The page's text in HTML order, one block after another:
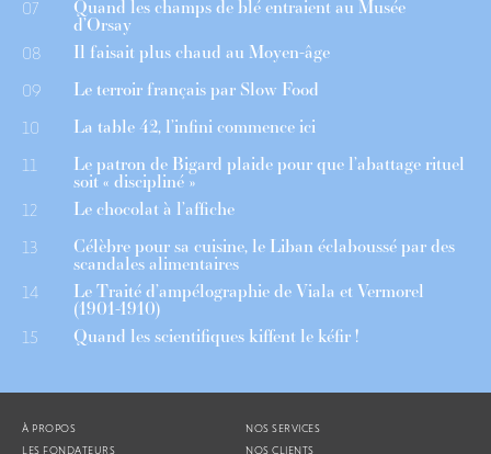
07 Quand les champs de blé entraient au Musée
d’Orsay
08 Il faisait plus chaud au Moyen-âge
09 Le terroir français par Slow Food
10 La table 42, l’infini commence ici
11 Le patron de Bigard plaide pour que l’abattage rituel
soit « discipliné »
12 Le chocolat à l’affiche
13 Célèbre pour sa cuisine, le Liban éclaboussé par des
scandales alimentaires
14 Le Traité d’ampélographie de Viala et Vermorel
(1901-1910)
15 Quand les scientifiques kiffent le kéfir !
À PROPOS
LES FONDATEURS
NOS SERVICES
NOS CLIENTS